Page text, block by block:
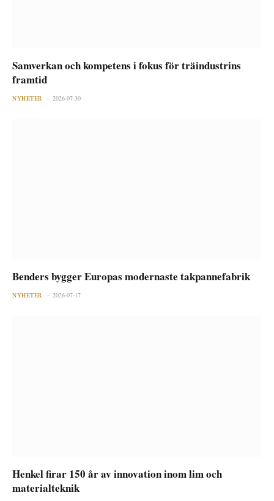
Samverkan och kompetens i fokus för träindustrins
framtid
NYHETER 2026-07-30
Benders bygger Europas modernaste takpannefabrik
NYHETER 2026-07-17
Henkel firar 150 år av innovation inom lim och
materialteknik